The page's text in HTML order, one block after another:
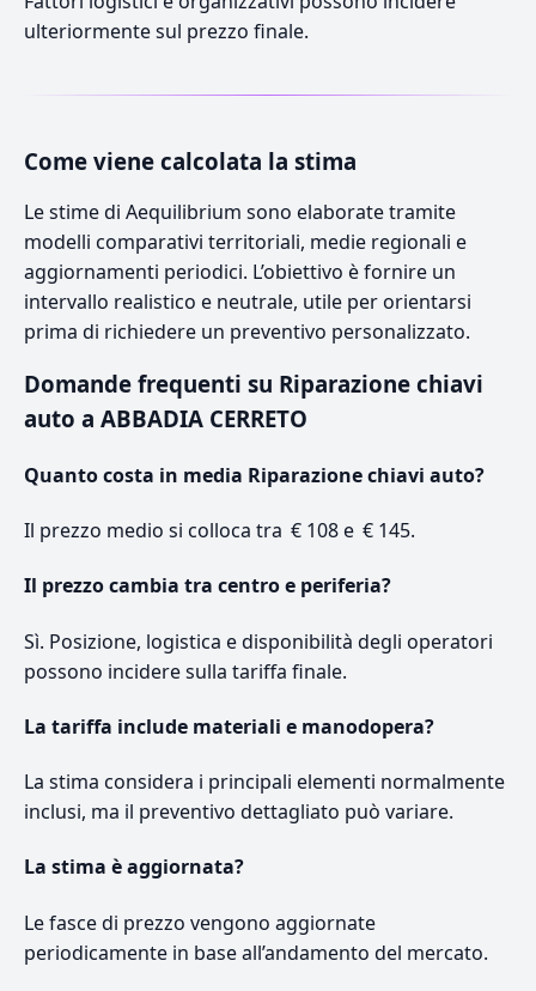
ulteriormente sul prezzo finale.
Come viene calcolata la stima
Le stime di Aequilibrium sono elaborate tramite
modelli comparativi territoriali, medie regionali e
aggiornamenti periodici. L’obiettivo è fornire un
intervallo realistico e neutrale, utile per orientarsi
prima di richiedere un preventivo personalizzato.
Domande frequenti su Riparazione chiavi
auto a ABBADIA CERRETO
Quanto costa in media Riparazione chiavi auto?
Il prezzo medio si colloca tra € 108 e € 145.
Il prezzo cambia tra centro e periferia?
Sì. Posizione, logistica e disponibilità degli operatori
possono incidere sulla tariffa finale.
La tariffa include materiali e manodopera?
La stima considera i principali elementi normalmente
inclusi, ma il preventivo dettagliato può variare.
La stima è aggiornata?
Le fasce di prezzo vengono aggiornate
periodicamente in base all’andamento del mercato.